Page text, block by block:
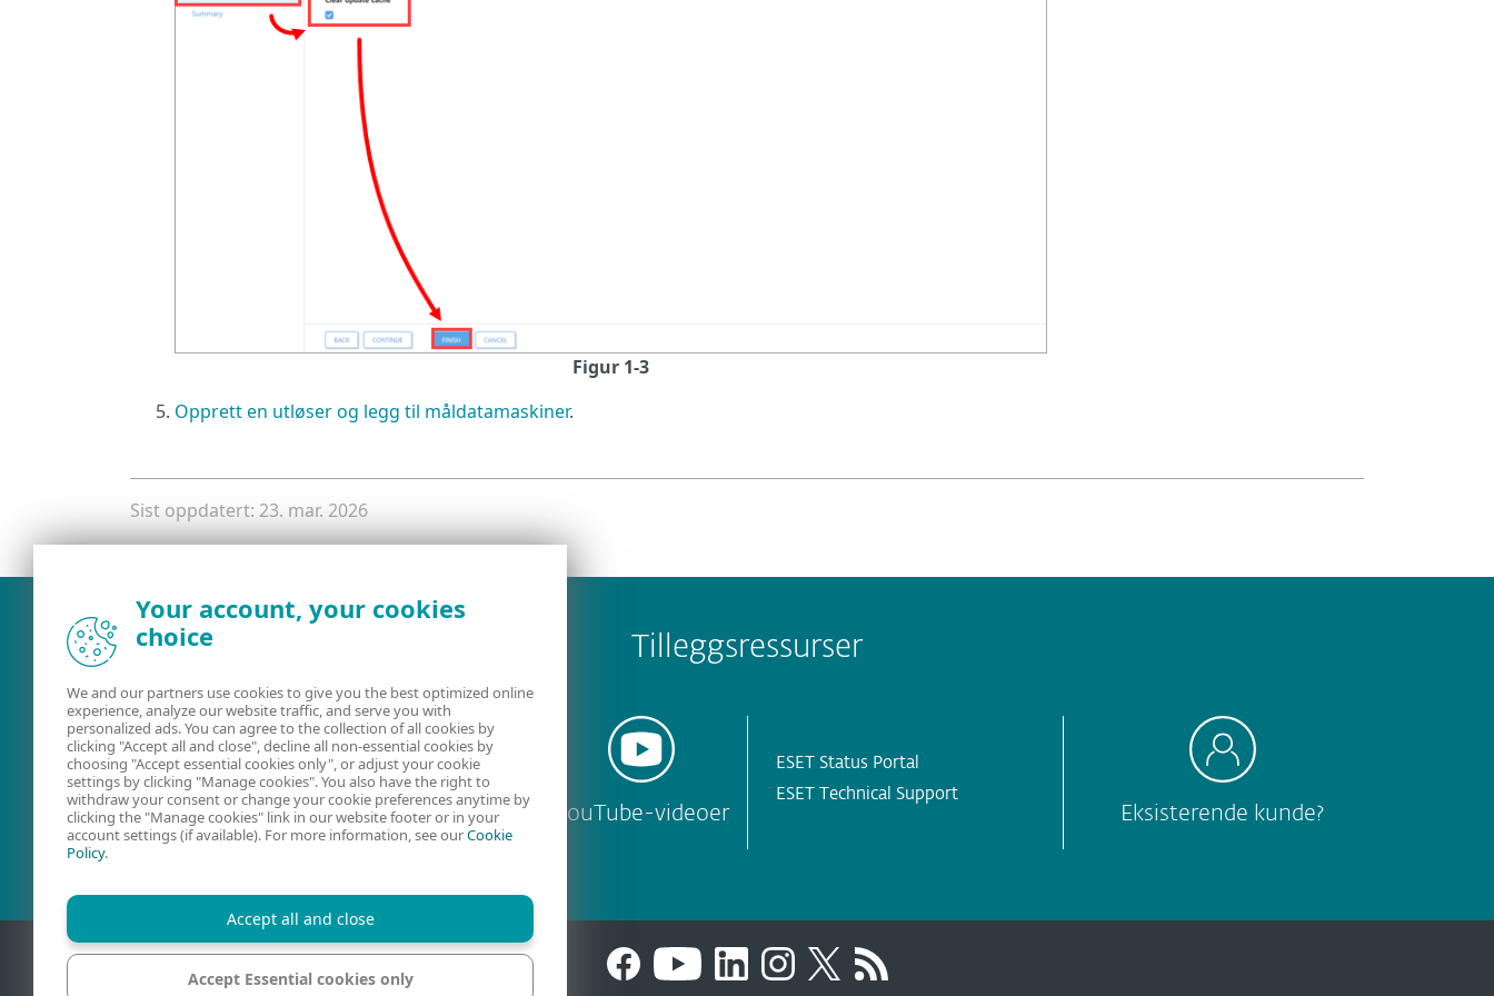
Figur 1-3
Opprett en utløser og legg til måldatamaskiner.
Sist oppdatert: 23. mar. 2026
Tilleggsressurser
Brukerveiledninger ESET Forum YouTube-videoer
ESET Status Portal
ESET Technical Support
Eksisterende kunde?
Your account, your cookies
choice
We and our partners use cookies to give you the best optimized online
experience, analyze our website traffic, and serve you with
personalized ads. You can agree to the collection of all cookies by
clicking "Accept all and close", decline all non-essential cookies by
choosing "Accept essential cookies only", or adjust your cookie
settings by clicking "Manage cookies". You also have the right to
withdraw your consent or change your cookie preferences anytime by
clicking the "Manage cookies" link in our website footer or in your
account settings (if available). For more information, see ourCookie
Policy.
Accept all and close
Accept Essential cookies only